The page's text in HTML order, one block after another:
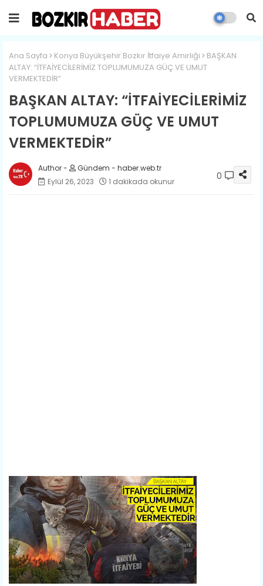
Ana Sayfa Konya Büyükşehir Bozkır İtfaiye Amirliği
BAŞKAN
ALTAY: “İTFAİYECİLERİMİZ TOPLUMUMUZA GÜÇ VE UMUT
VERMEKTEDİR”
BAŞKAN ALTAY: “İTFAİYECİLERİMİZ
TOPLUMUMUZA GÜÇ VE UMUT
VERMEKTEDİR”
Gündem - haber.web.tr
Eylül 26, 2023
1 dakikada okunur 0